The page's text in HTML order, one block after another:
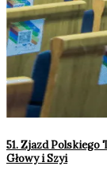
51. Zjazd
Głowy i Szyi